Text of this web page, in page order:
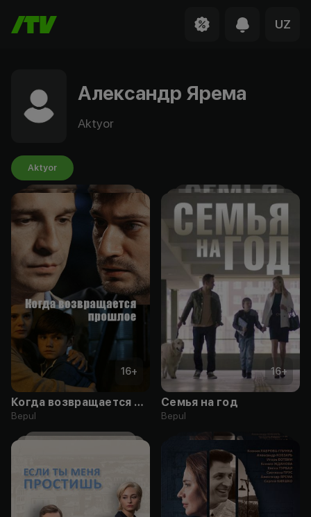
UZ
Александр Ярема
Aktyor
Aktyor
16+
Когда возвращается прошлое
Bepul
16+
Семья на год
Bepul